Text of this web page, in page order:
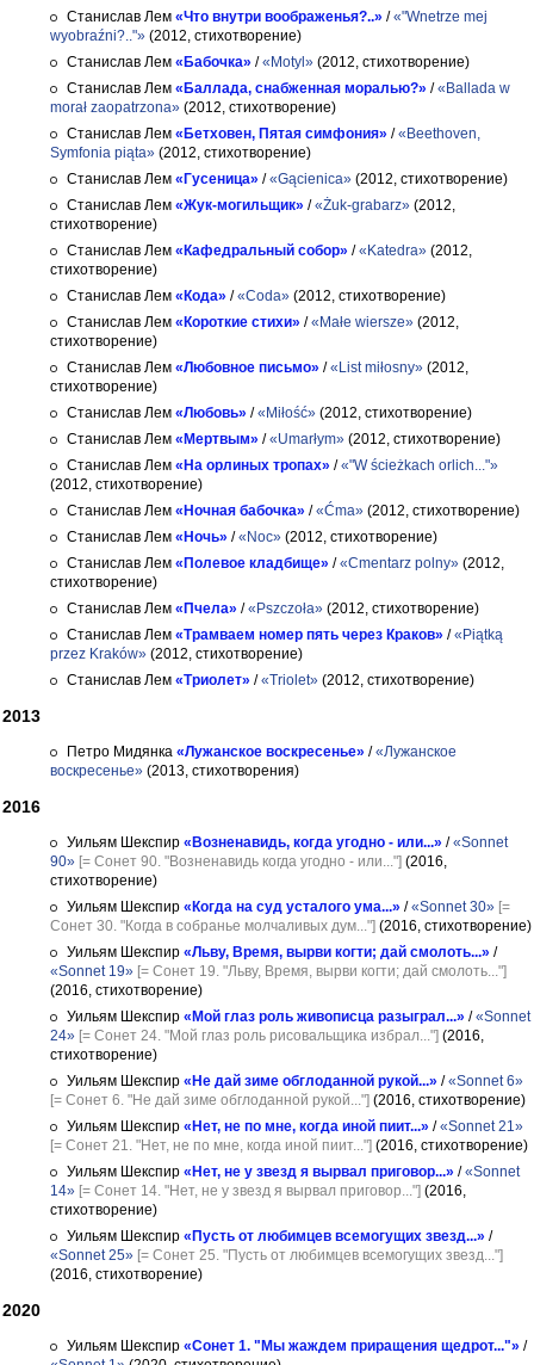
Станислав Лем «Что внутри воображенья?..» /«"Wnetrze mej
wyobraźni?.."» (2012, стихотворение)
Станислав Лем «Бабочка» /«Motyl» (2012, стихотворение)
Станислав Лем «Баллада, снабженная моралью?» /«Ballada w
morał zaopatrzona» (2012, стихотворение)
Станислав Лем «Бетховен, Пятая симфония» /«Beethoven,
Symfonia piąta» (2012, стихотворение)
Станислав Лем «Гусеница» /«Gącienica» (2012, стихотворение)
Станислав Лем «Жук-могильщик» /«Żuk-grabarz» (2012,
стихотворение)
Станислав Лем «Кафедральный собор» /«Katedra» (2012,
стихотворение)
Станислав Лем «Кода» /«Coda» (2012, стихотворение)
Станислав Лем «Короткие стихи» /«Małe wiersze» (2012,
стихотворение)
Станислав Лем «Любовное письмо» /«List miłosny» (2012,
стихотворение)
Станислав Лем «Любовь» /«Miłość» (2012, стихотворение)
Станислав Лем «Мертвым» /«Umarłym» (2012, стихотворение)
Станислав Лем «На орлиных тропах» /«"W ścieżkach orlich..."»
(2012, стихотворение)
Станислав Лем «Ночная бабочка» /«Ćma» (2012, стихотворение)
Станислав Лем «Ночь» /«Noc» (2012, стихотворение)
Станислав Лем «Полевое кладбище» /«Cmentarz polny» (2012,
стихотворение)
Станислав Лем «Пчела» /«Pszczoła» (2012, стихотворение)
Станислав Лем «Трамваем номер пять через Краков» /«Piątką
przez Kraków» (2012, стихотворение)
Станислав Лем «Триолет» /«Triolet» (2012, стихотворение)
2013
Петро Мидянка «Лужанское воскресенье» /«Лужанское
воскресенье» (2013, стихотворения)
2016
Уильям Шекспир «Возненавидь, когда угодно - или...» /«Sonnet
90» [= Сонет 90. "Возненавидь когда угодно - или..."] (2016,
стихотворение)
Уильям Шекспир «Когда на суд усталого ума...» /«Sonnet 30» [=
Сонет 30. "Когда в собранье молчаливых дум..."] (2016, стихотворение)
Уильям Шекспир «Льву, Время, вырви когти; дай смолоть...» /
«Sonnet 19» [= Сонет 19. "Льву, Время, вырви когти; дай смолоть..."]
(2016, стихотворение)
Уильям Шекспир «Мой глаз роль живописца разыграл...» /«Sonnet
24» [= Сонет 24. "Мой глаз роль рисовальщика избрал..."] (2016,
стихотворение)
Уильям Шекспир «Не дай зиме обглоданной рукой...» /«Sonnet 6»
[= Сонет 6. "Не дай зиме обглоданной рукой..."] (2016, стихотворение)
Уильям Шекспир «Нет, не по мне, когда иной пиит...» /«Sonnet 21»
[= Сонет 21. "Нет, не по мне, когда иной пиит..."] (2016, стихотворение)
Уильям Шекспир «Нет, не у звезд я вырвал приговор...» /«Sonnet
14» [= Сонет 14. "Нет, не у звезд я вырвал приговор..."] (2016,
стихотворение)
Уильям Шекспир «Пусть от любимцев всемогущих звезд...» /
«Sonnet 25» [= Сонет 25. "Пусть от любимцев всемогущих звезд..."]
(2016, стихотворение)
2020
Уильям Шекспир «Сонет 1. "Мы жаждем приращения щедрот..."» /